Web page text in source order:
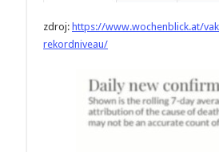
zdroj: https://www.wochenblick.at/
rekordniveau/